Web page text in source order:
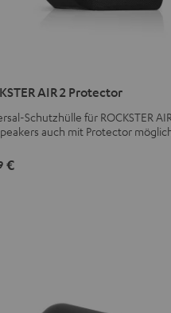
AIR 2 Protector
Schutzhülle für ROCKSTER
auch mit Protector
€